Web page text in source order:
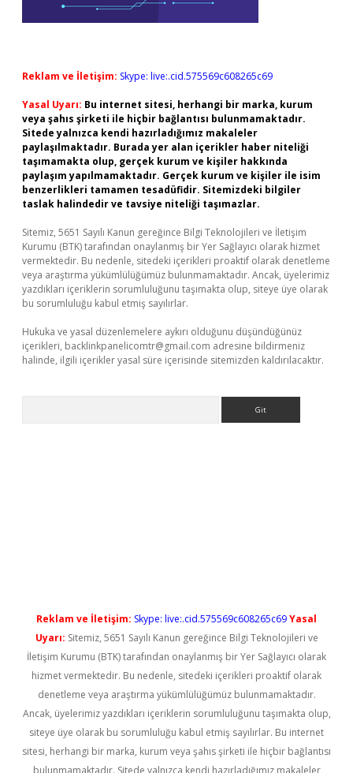
Reklam ve İletişim: Skype: live:.cid.575569c608265c69
Yasal Uyarı: Bu internet sitesi, herhangi bir marka, kurum
veya şahıs şirketi ile hiçbir bağlantısı bulunmamaktadır.
Sitede yalnızca kendi hazırladığımız makaleler
paylaşılmaktadır. Burada yer alan içerikler haber niteliği
taşımamakta olup, gerçek kurum ve kişiler hakkında
paylaşım yapılmamaktadır. Gerçek kurum ve kişiler ile isim
benzerlikleri tamamen tesadüfidir. Sitemizdeki bilgiler
taslak halindedir ve tavsiye niteliği taşımazlar.
Sitemiz, 5651 Sayılı Kanun gereğince Bilgi Teknolojileri ve İletişim
Kurumu (BTK) tarafından onaylanmış bir Yer Sağlayıcı olarak hizmet
vermektedir. Bu nedenle, sitedeki içerikleri proaktif olarak denetleme
veya araştırma yükümlülüğümüz bulunmamaktadır. Ancak, üyelerimiz
yazdıkları içeriklerin sorumluluğunu taşımakta olup, siteye üye olarak
bu sorumluluğu kabul etmiş sayılırlar.
Hukuka ve yasal düzenlemelere aykırı olduğunu düşündüğünüz
içerikleri, backlinkpanelicomtr@gmail.com adresine bildirmeniz
halinde, ilgili içerikler yasal süre içerisinde sitemizden kaldırılacaktır.
Reklam ve İletişim: Skype: live:.cid.575569c608265c69Yasal
Uyarı: Sitemiz, 5651 Sayılı Kanun gereğince Bilgi Teknolojileri ve
İletişim Kurumu (BTK) tarafından onaylanmış bir Yer Sağlayıcı olarak
hizmet vermektedir. Bu nedenle, sitedeki içerikleri proaktif olarak
denetleme veya araştırma yükümlülüğümüz bulunmamaktadır.
Ancak, üyelerimiz yazdıkları içeriklerin sorumluluğunu taşımakta olup,
siteye üye olarak bu sorumluluğu kabul etmiş sayılırlar. Bu internet
sitesi, herhangi bir marka, kurum veya şahıs şirketi ile hiçbir bağlantısı
bulunmamaktadır. Sitede yalnızca kendi hazırladığımız makaleler